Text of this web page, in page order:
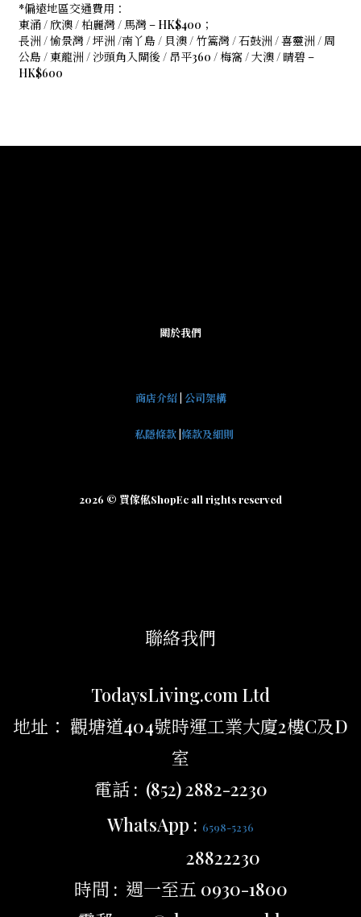
*偏遠地區交通費用：
東涌 / 欣澳 / 柏麗灣 / 馬灣 – HK$400；
長洲 / 愉景灣 / 坪洲 /南丫島 / 貝澳 / 竹篙灣 / 石鼓洲 / 喜靈洲 / 周
公島 / 東龍洲 / 沙頭角入閘後 / 昂平360 / 梅窩 / 大澳 / 晴碧 –
HK$600
關於我們
商店介紹| 公司架構
私隱條款 條款及細則
2026 © 買傢俬ShopEc all rights reserved
聯絡我們
TodaysLiving.com Ltd
地址： 觀塘道404號時運工業大廈2樓C及D
室
電話 : (852) 2882-2230
WhatsApp : 6598-5236
28822230
時間 : 週一至五 0930-1800